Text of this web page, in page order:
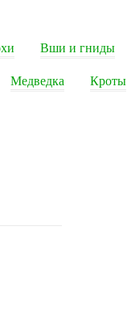
Вши и гниды
Медведка Кроты